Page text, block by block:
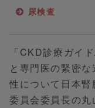
尿検査
「CKD診療ガイ
と専門医の緊密
性について日本
委員会委員長の